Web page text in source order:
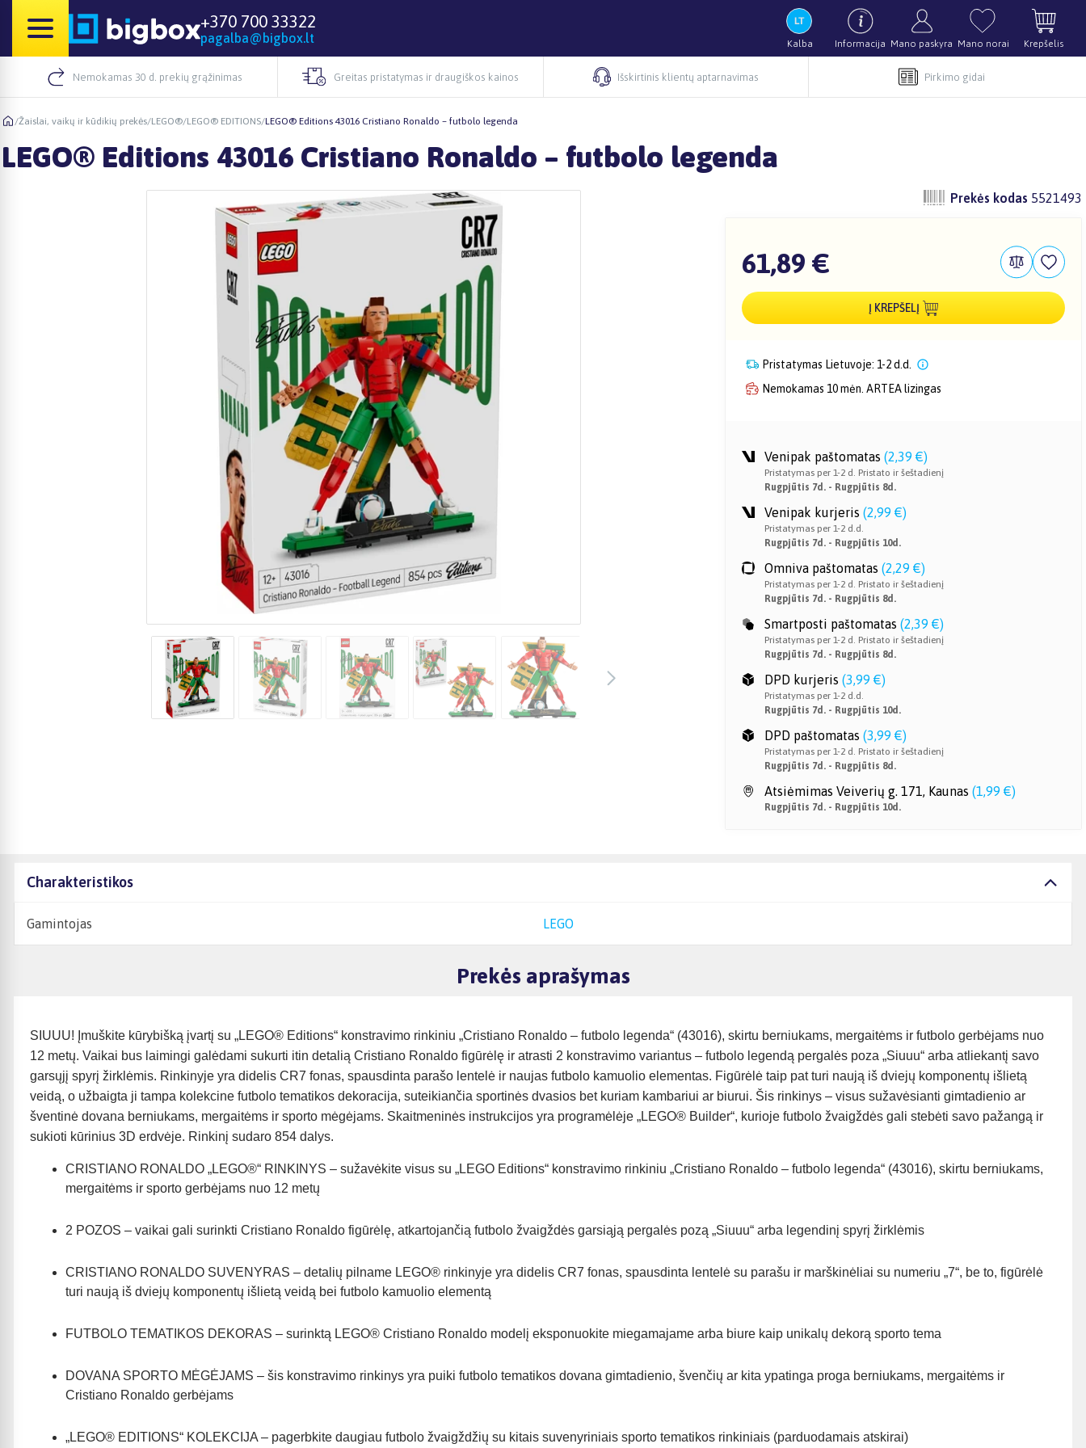
+370 700 33322
pagalba@bigbox.lt Kalba Informacija Mano paskyra Mano norai Krepšelis
Nemokamas 30 d. prekių grąžinimas Greitas pristatymas ir draugiškos kainos Išskirtinis klientų aptarnavimas Pirkimo gidai
/Žaislai, vaikų ir kūdikių prekės/LEGO®/LEGO® EDITIONS/LEGO® Editions 43016 Cristiano Ronaldo – futbolo legenda
LEGO® Editions 43016 Cristiano Ronaldo – futbolo legenda
Prekės kodas 5521493
61,89 €
Į KREPŠELĮ
Pristatymas Lietuvoje: 1-2 d.d.
Nemokamas 10 mėn. ARTEA lizingas
Venipak paštomatas (2,39 €)
Pristatymas per 1-2 d. Pristato ir šeštadienį
Rugpjūtis 7d. - Rugpjūtis 8d.
Venipak kurjeris (2,99 €)
Pristatymas per 1-2 d.d.
Rugpjūtis 7d. - Rugpjūtis 10d.
Omniva paštomatas (2,29 €)
Pristatymas per 1-2 d. Pristato ir šeštadienį
Rugpjūtis 7d. - Rugpjūtis 8d.
Smartposti paštomatas (2,39 €)
Pristatymas per 1-2 d. Pristato ir šeštadienį
Rugpjūtis 7d. - Rugpjūtis 8d.
DPD kurjeris (3,99 €)
Pristatymas per 1-2 d.d.
Rugpjūtis 7d. - Rugpjūtis 10d.
DPD paštomatas (3,99 €)
Pristatymas per 1-2 d. Pristato ir šeštadienį
Rugpjūtis 7d. - Rugpjūtis 8d.
Atsiėmimas Veiverių g. 171, Kaunas (1,99 €)
Rugpjūtis 7d. - Rugpjūtis 10d.
Charakteristikos
Gamintojas LEGO
Prekės aprašymas
SIUUU! Įmuškite kūrybišką įvartį su „LEGO® Editions“ konstravimo rinkiniu „Cristiano Ronaldo – futbolo legenda“ (43016), skirtu berniukams, mergaitėms ir futbolo gerbėjams nuo
12 metų. Vaikai bus laimingi galėdami sukurti itin detalią Cristiano Ronaldo figūrėlę ir atrasti 2 konstravimo variantus – futbolo legendą pergalės poza „Siuuu“ arba atliekantį savo
garsųjį spyrį žirklėmis. Rinkinyje yra didelis CR7 fonas, spausdinta parašo lentelė ir naujas futbolo kamuolio elementas. Figūrėlė taip pat turi naują iš dviejų komponentų išlietą
veidą, o užbaigta ji tampa kolekcine futbolo tematikos dekoracija, suteikiančia sportinės dvasios bet kuriam kambariui ar biurui. Šis rinkinys – visus sužavėsianti gimtadienio ar
šventinė dovana berniukams, mergaitėms ir sporto mėgėjams. Skaitmeninės instrukcijos yra programėlėje „LEGO® Builder“, kurioje futbolo žvaigždės gali stebėti savo pažangą ir
sukioti kūrinius 3D erdvėje. Rinkinį sudaro 854 dalys.
CRISTIANO RONALDO „LEGO®“ RINKINYS – sužavėkite visus su „LEGO Editions“ konstravimo rinkiniu „Cristiano Ronaldo – futbolo legenda“ (43016), skirtu berniukams,
mergaitėms ir sporto gerbėjams nuo 12 metų
2 POZOS – vaikai gali surinkti Cristiano Ronaldo figūrėlę, atkartojančią futbolo žvaigždės garsiąją pergalės pozą „Siuuu“ arba legendinį spyrį žirklėmis
CRISTIANO RONALDO SUVENYRAS – detalių pilname LEGO® rinkinyje yra didelis CR7 fonas, spausdinta lentelė su parašu ir marškinėliai su numeriu „7“, be to, figūrėlė
turi naują iš dviejų komponentų išlietą veidą bei futbolo kamuolio elementą
FUTBOLO TEMATIKOS DEKORAS – surinktą LEGO® Cristiano Ronaldo modelį eksponuokite miegamajame arba biure kaip unikalų dekorą sporto tema
DOVANA SPORTO MĖGĖJAMS – šis konstravimo rinkinys yra puiki futbolo tematikos dovana gimtadienio, švenčių ar kita ypatinga proga berniukams, mergaitėms ir
Cristiano Ronaldo gerbėjams
„LEGO® EDITIONS“ KOLEKCIJA – pagerbkite daugiau futbolo žvaigždžių su kitais suvenyriniais sporto tematikos rinkiniais (parduodamais atskirai)